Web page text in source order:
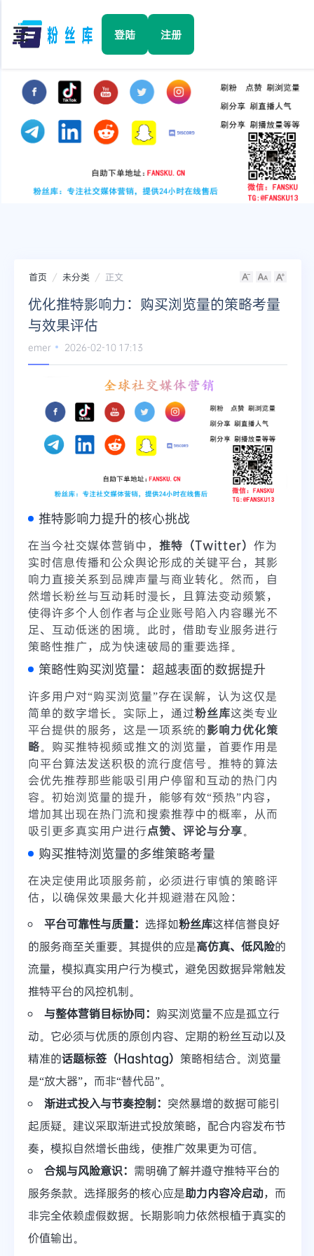
☰ 登陆 注册
Facebook
TikTok
YouTube
Twitter
首页 未分类 正文
优化推特影响力：购买浏览量的策略考量
与效果评估
emer 2026-02-10 17:13
推特影响力提升的核心挑战
在当今社交媒体营销中， 推特（Twitter） 作为
实时信息传播和公众舆论形成的关键平台，其影
响力直接关系到品牌声量与商业转化。然而，自
然增长粉丝与互动耗时漫长，且算法变动频繁，
使得许多个人创作者与企业账号陷入内容曝光不
足、互动低迷的困境。此时，借助专业服务进行
策略性推广，成为快速破局的重要选择。
策略性购买浏览量：超越表面的数据提升
许多用户对“购买浏览量”存在误解，认为这仅是
简单的数字增长。实际上，通过粉丝库这类专业
平台提供的服务，这是一项系统的影响力优化策
略。购买推特视频或推文的浏览量，首要作用是
向平台算法发送积极的流行度信号。推特的算法
会优先推荐那些能吸引用户停留和互动的热门内
容。初始浏览量的提升，能够有效“预热”内容，
增加其出现在热门流和搜索推荐中的概率，从而
吸引更多真实用户进行点赞、评论与分享。
购买推特浏览量的多维策略考量
在决定使用此项服务前，必须进行审慎的策略评
估，以确保效果最大化并规避潜在风险：
平台可靠性与质量： 选择如粉丝库这样信誉良好
的服务商至关重要。其提供的应是高仿真、低风险的
流量，模拟真实用户行为模式，避免因数据异常触发
推特平台的风控机制。
与整体营销目标协同： 购买浏览量不应是孤立行
动。它必须与优质的原创内容、定期的粉丝互动以及
精准的话题标签（Hashtag） 策略相结合。浏览量
是“放大器”，而非“替代品”。
渐进式投入与节奏控制： 突然暴增的数据可能引
起质疑。建议采取渐进式投放策略，配合内容发布节
奏，模拟自然增长曲线，使推广效果更为可信。
合规与风险意识： 需明确了解并遵守推特平台的
服务条款。选择服务的核心应是助力内容冷启动，而
非完全依赖虚假数据。长期影响力依然根植于真实的
价值输出。